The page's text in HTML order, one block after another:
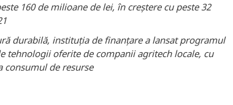
160 de milioane de lei, în creștere cu peste 32
durabilă, instituția de finanțare a lansat programul
tehnologii oferite de companii agritech locale, cu
consumul de resurse